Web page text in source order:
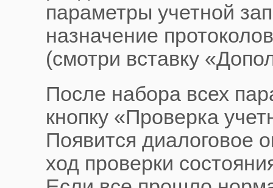
параметры учетной
назначение
(смотри вставку
После набора всех
кнопку «Проверка
Появится диалоговое
ход проверки